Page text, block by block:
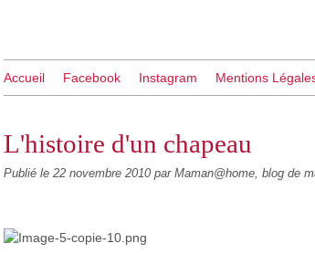
Accueil Facebook Instagram Mentions
L'histoire d'un chapeau
Publié le 22 novembre 2010 par Maman@home, blog de